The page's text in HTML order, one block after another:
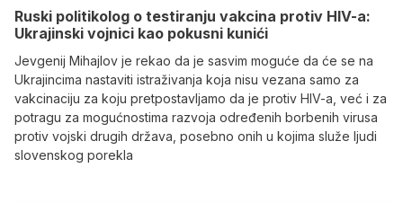
Ruski politikolog o testiranju vakcina protiv HIV-a:
Ukrajinski vojnici kao pokusni kunići
Jevgenij Mihajlov je rekao da je sasvim moguće da će se na
Ukrajincima nastaviti istraživanja koja nisu vezana samo za
vakcinaciju za koju pretpostavljamo da je protiv HIV-a, već i za
potragu za mogućnostima razvoja određenih borbenih virusa
protiv vojski drugih država, posebno onih u kojima služe ljudi
slovenskog porekla